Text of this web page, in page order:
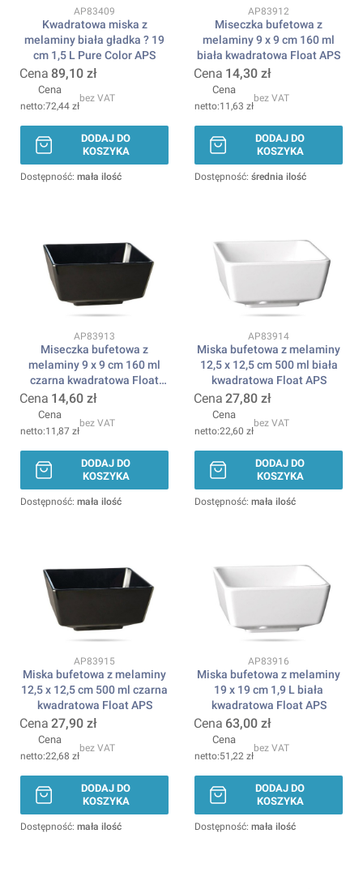
Kod produktu
AP83409
Kwadratowa miska z
melaminy biała gładka ? 19
cm 1,5 L Pure Color APS
Cena 89,10 zł
Cena
72,44 zł
bez VAT
DODAJ DO
KOSZYKA
Dostępność: mała ilość
Kod produktu
AP83912
Miseczka bufetowa z
melaminy 9 x 9 cm 160 ml
biała kwadratowa Float APS
Cena 14,30 zł
Cena
11,63 zł
bez VAT
DODAJ DO
KOSZYKA
Dostępność: średnia ilość
Kod produktu
AP83913
Miseczka bufetowa z
melaminy 9 x 9 cm 160 ml
czarna kwadratowa Float
APS
Cena 14,60 zł
Cena
11,87 zł
bez VAT
DODAJ DO
KOSZYKA
Dostępność: mała ilość
Kod produktu
AP83914
Miska bufetowa z melaminy
12,5 x 12,5 cm 500 ml biała
kwadratowa Float APS
Cena 27,80 zł
Cena
22,60 zł
bez VAT
DODAJ DO
KOSZYKA
Dostępność: mała ilość
Kod produktu
AP83915
Miska bufetowa z melaminy
12,5 x 12,5 cm 500 ml czarna
kwadratowa Float APS
Cena 27,90 zł
Cena
22,68 zł
bez VAT
DODAJ DO
KOSZYKA
Dostępność: mała ilość
Kod produktu
AP83916
Miska bufetowa z melaminy
19 x 19 cm 1,9 L biała
kwadratowa Float APS
Cena 63,00 zł
Cena
51,22 zł
bez VAT
DODAJ DO
KOSZYKA
Dostępność: mała ilość